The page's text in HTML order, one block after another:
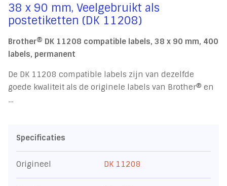
38 x 90 mm, Veelgebruikt als
postetiketten (DK 11208)
Brother® DK 11208 compatible labels, 38 x 90 mm, 400
labels, permanent
De DK 11208 compatible labels zijn van dezelfde
goede kwaliteit als de originele labels van Brother® en
…
Specificaties
Origineel DK 11208